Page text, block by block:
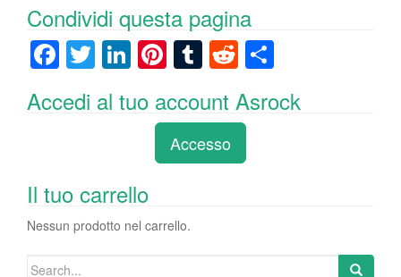
Condividi questa pagina
F
c
o
o
k
T
wi
tt
Li
k
n
Pi
er
e
st
T
m
bl
r
R
e
d
di
t
n
Accedi al tuo account Asrock
Accesso
Il tuo carrello
Nessun prodotto nel carrello.
Search